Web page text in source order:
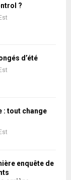
?
d’été
: tout change
enquête de